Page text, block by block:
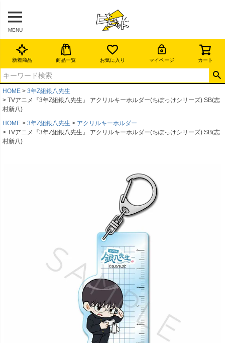
MENU
新着商品 商品一覧 お気に入り マイページ カート
HOME
3年Z組銀八先生
TVアニメ『3年Z組銀八先生』 アクリルキーホルダー(ちぽっけシリーズ) SB(志
村新八)
HOME
3年Z組銀八先生
アクリルキーホルダー
TVアニメ『3年Z組銀八先生』 アクリルキーホルダー(ちぽっけシリーズ) SB(志
村新八)